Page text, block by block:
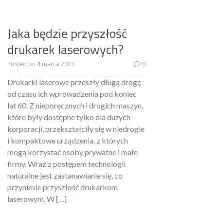
Jaka będzie przyszłość
drukarek laserowych?
Posted on 4 marca 2023 0
Drukarki laserowe przeszły długą drogę
od czasu ich wprowadzenia pod koniec
lat 60. Z nieporęcznych i drogich maszyn,
które były dostępne tylko dla dużych
korporacji, przekształciły się w niedrogie
i kompaktowe urządzenia, z których
mogą korzystać osoby prywatne i małe
firmy. Wraz z postępem technologii
naturalne jest zastanawianie się, co
przyniesie przyszłość drukarkom
laserowym. W […]